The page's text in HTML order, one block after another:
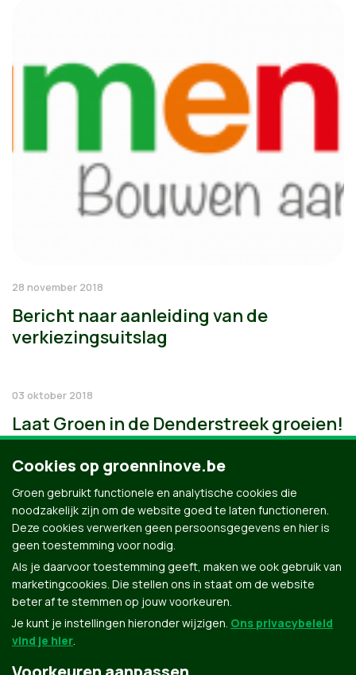
28 november 2018
Bericht naar aanleiding van de
verkiezingsuitslag
03 oktober 2018
Laat Groen in de Denderstreek groeien!
Cookies op groenninove.be
Groen gebruikt functionele en analytische cookies die
noodzakelijk zijn om de website goed te laten functioneren.
Deze cookies verwerken geen persoonsgegevens en hier is
geen toestemming voor nodig.
Als je daarvoor toestemming geeft, maken we ook gebruik van
marketingcookies. Die stellen ons in staat om de website
beter af te stemmen op jouw voorkeuren.
Je kunt je instellingen hieronder wijzigen. Ons privacybeleid
vind je hier.